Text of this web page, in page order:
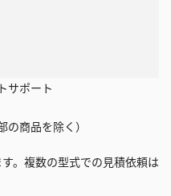
サポート
商品を除く）
。複数の型式での見積依頼は